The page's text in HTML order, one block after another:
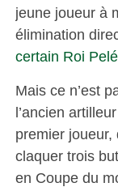
jeune joueur à
élimination
certain Roi Pelé
Mais ce n’est
l’ancien
premier
claquer trois
en Coupe du